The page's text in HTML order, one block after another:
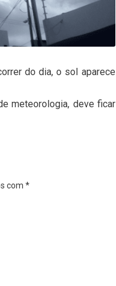
do dia, o sol aparece
meteorologia, deve ficar
com *